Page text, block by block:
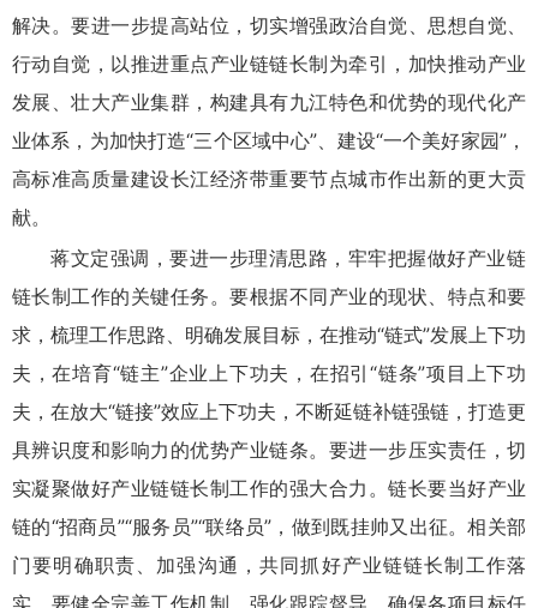
解决。要进一步提高站位，切实增强政治自觉、思想自觉、
行动自觉，以推进重点产业链链长制为牵引，加快推动产业
发展、壮大产业集群，构建具有九江特色和优势的现代化产
业体系，为加快打造“三个区域中心”、建设“一个美好家园”，
高标准高质量建设长江经济带重要节点城市作出新的更大贡
献。
蒋文定强调，要进一步理清思路，牢牢把握做好产业链
链长制工作的关键任务。要根据不同产业的现状、特点和要
求，梳理工作思路、明确发展目标，在推动“链式”发展上下功
夫，在培育“链主”企业上下功夫，在招引“链条”项目上下功
夫，在放大“链接”效应上下功夫，不断延链补链强链，打造更
具辨识度和影响力的优势产业链条。要进一步压实责任，切
实凝聚做好产业链链长制工作的强大合力。链长要当好产业
链的“招商员”“服务员”“联络员”，做到既挂帅又出征。相关部
门要明确职责、加强沟通，共同抓好产业链链长制工作落
实。要健全完善工作机制，强化跟踪督导，确保各项目标任